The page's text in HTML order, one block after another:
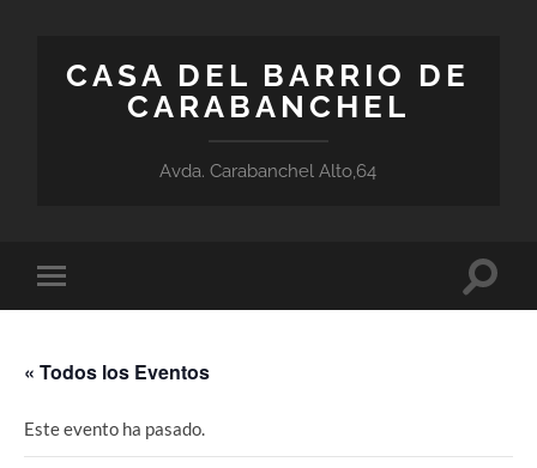
CASA DEL BARRIO DE
CARABANCHEL
Avda. Carabanchel Alto,64
Alternar
el
« Todos los Eventos
Este evento ha pasado.